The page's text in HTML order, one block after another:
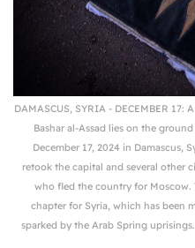
DAMASCUS, SYRIA - DECEMBER
Bashar al-Assad lies on the
December 17, 2024 in Damascus,
retook the capital and several other
who fled the country for Moscow.
chapter for Syria, which has been
sparked by the Arab Spring